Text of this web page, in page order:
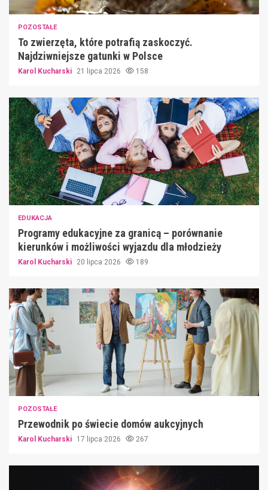
POZOSTAŁE
To zwierzęta, które potrafią zaskoczyć.
Najdziwniejsze gatunki w Polsce
Karol Kucharski 21 lipca 2026 158
EDUKACJA
Programy edukacyjne za granicą – porównanie
kierunków i możliwości wyjazdu dla młodzieży
Karol Kucharski 20 lipca 2026 189
POZOSTAŁE
Przewodnik po świecie domów aukcyjnych
Karol Kucharski 17 lipca 2026 267